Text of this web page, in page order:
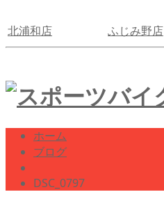
北浦和店 ふじみ野店
ホーム
ブログ
DSC_0797